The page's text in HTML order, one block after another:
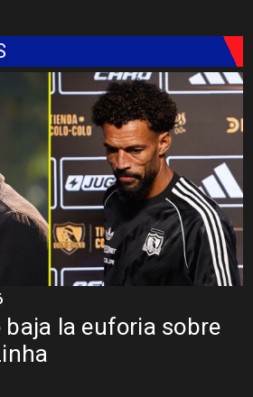
baja la euforia sobre